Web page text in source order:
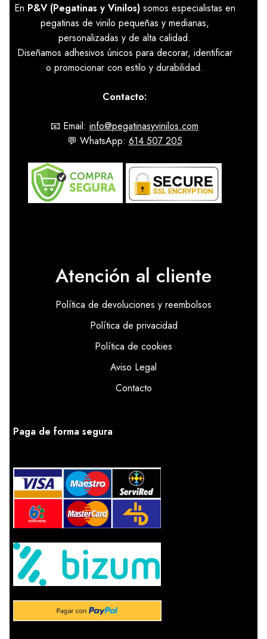
En P&V (Pegatinas y Vinilos)somos especialistas en
pegatinas de vinilo pequeñas y medianas,
personalizadas y de alta calidad.
Diseñamos adhesivos únicos para decorar, identificar
o promocionar con estilo y durabilidad.
Contacto:
📧 Email: info@pegatinasyvinilos.com
💬 WhatsApp: 614 507 205
Atención al cliente
Política de devoluciones y reembolsos
Política de privacidad
Política de cookies
Aviso Legal
Contacto
Paga de forma segura